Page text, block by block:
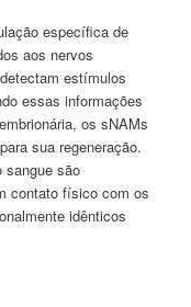
específica de
aos nervos
estímulos
essas informações
os sNAMs
sua regeneração.
sangue são
contato físico com os
idênticos